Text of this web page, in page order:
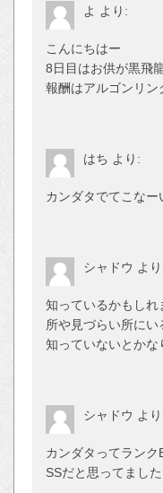
よ より:
こんにちはー
8日目はお供が黒飛
報酬はアルゴンリン
はち より:
カンダタでてこなー
シャドウ よ
知っているかもし
所や見づらい所にい
知っていないとかな
シャドウ よ
カンダタってランク
SSだと思ってました